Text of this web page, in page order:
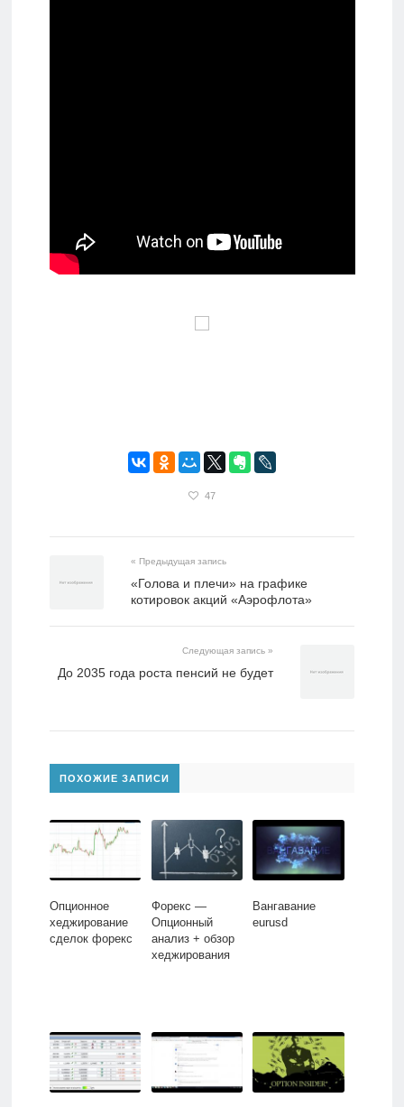
47
« Предыдущая запись
«Голова и плечи» на графике
котировок акций «Аэрофлота»
Следующая запись »
До 2035 года роста пенсий не будет
ПОХОЖИЕ ЗАПИСИ
Опционное
хеджирование
сделок форекс
Форекс —
Опционный
анализ + обзор
хеджирования
Вангавание
eurusd